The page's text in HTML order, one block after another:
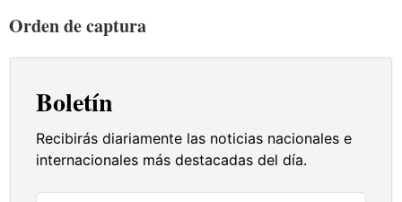
Orden de captura
Boletín
Recibirás diariamente las noticias nacionales e
internacionales más destacadas del día.